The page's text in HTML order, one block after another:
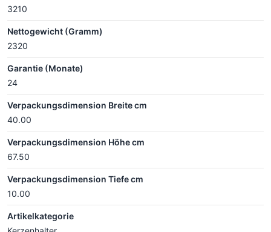
3210
Nettogewicht (Gramm)
2320
Garantie (Monate)
24
Verpackungsdimension Breite cm
40.00
Verpackungsdimension Höhe cm
67.50
Verpackungsdimension Tiefe cm
10.00
Artikelkategorie